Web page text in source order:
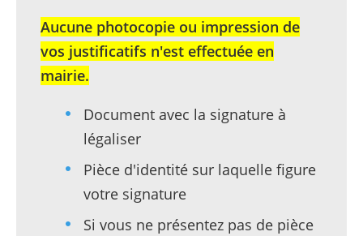
Aucune photocopie ou impression de
vos justificatifs n'est effectuée en
mairie.
Document avec la signature à
légaliser
Pièce d'identité sur laquelle figure
votre signature
Si vous ne présentez pas de pièce